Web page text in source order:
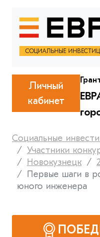
СОЦИАЛЬНЫЕ
Личный
кабинет
Социальные
Участники
Новокузнецк
Первые шаги в
юного инженера